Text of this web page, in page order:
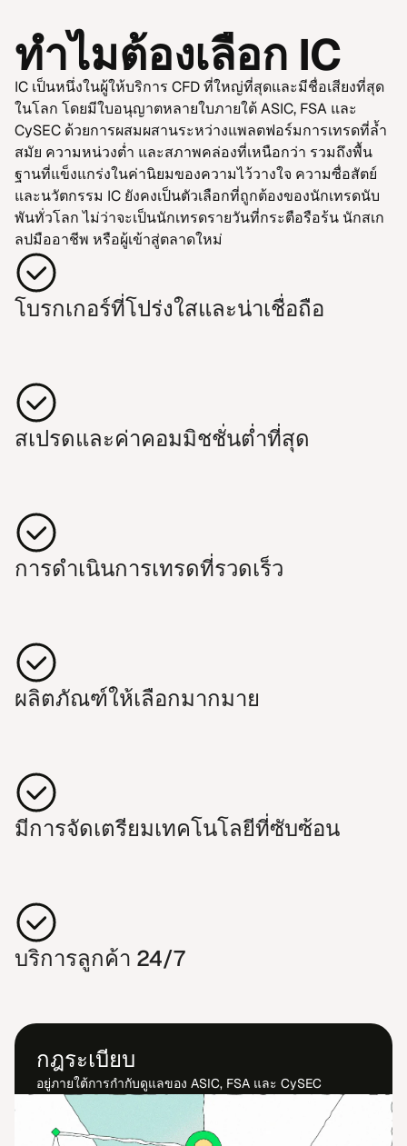
ทำ​ไม​ต้อง​เลือก IC
IC เป็น​หนึ่ง​ในผู้​ให้บริ​การ CFD ที่​ใหญ่ที่​สุด​และ​มีชื่อ​เสียง​ที่​สุด​
ใน​โลก โดยมี​ใบอนุ​ญาตหลาย​ใบ​ภาย​ใต้ ASIC, FSA และ
CySEC ด้วย​การผสม​ผสานระ​หว่าง​แพลต​ฟอร์​ม​การ​เทร​ด​ที่ล้ำ​
สมัย ความ​หน่วง​ต่ำ และ​สภาพคล่อง​ที่​เหนือก​ว่า รวมถึง​พื้น​
ฐาน​ที่​แข็ง​แกร่ง​ใน​ค่า​นิ​ยม​ของ​ความ​ไว้​วาง​ใจ ความ​ซื่อ​สัตย์
และ​น​วัต​กรรม IC ยัง​คง​เป็น​ตัว​เลือก​ที่ถูก​ต้อง​ของ​นัก​เทร​ด​นับ​
พัน​ทั่ว​โลก ไม่ว่า​จะ​เป็น​นัก​เทร​ดราย​วัน​ที่กระ​ตือ​รือ​ร้น นัก​ส​เก
ลปมือ​อา​ชีพ หรือผู้​เข้า​สู่​ตลาด​ใหม่
โบรก​เกอร์​ที่​โปร่ง​ใสและ​น่า​เชื่อ​ถือ
สเปรด​และ​ค่า​คอม​มิช​ชั่น​ต่ำ​ที่​สุด
การ​ดำ​เนิน​การ​เทร​ด​ที่รวด​เร็ว
ผลิต​ภัณฑ์​ให้​เลือก​มาก​มาย
มี​การ​จัด​เตรียม​เทค​โน​โลยี​ที่​ซับ​ซ้อน
บริ​การลูก​ค้า 24/7
กฎระ​เบียบ
อยู่​ภาย​ใต้​การ​กำ​กับ​ดูแลของ ASIC, FSA และ CySEC